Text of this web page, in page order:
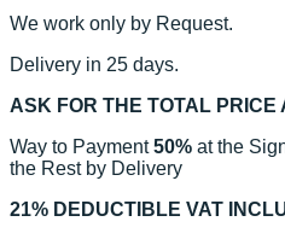
We work only by Request.
Delivery in 25 days.
ASK FOR THE TOTAL PRICE
Way to Payment50% at the
the Rest by Delivery
21% DEDUCTIBLE VAT